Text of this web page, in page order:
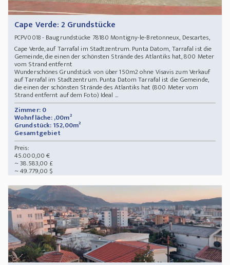
Cape Verde: 2 Grundstücke
PCPV0018- Baugrundstücke 78180 Montigny-le-Bretonneux, Descartes,
Cape Verde, auf Tarrafal im Stadtzentrum. Punta Datom, Tarrafal ist die
Gemeinde, die einen der schönsten Strände des Atlantiks hat, 800 Meter
vom Strand entfernt
Wunderschönes Grundstück von über 150m2 ohne Visavis zum Verkauf
auf Tarrafal im Stadtzentrum. Punta Datom Tarrafal ist die Gemeinde,
die einen der schönsten Strände des Atlantiks hat (800 Meter vom
Strand entfernt auf dem Foto) Ideal ...
Zimmer: 0
Wohnfläche: ,00m²
Grundstück: 152,00m²
Gesamtgebiet
Preis:
45.000,00 €
~ 38.583,00 £
~ 49.779,00 $